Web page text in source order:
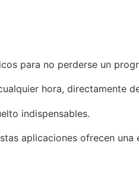
para no perderse un
hora, directamente
indispensables.
aplicaciones ofrecen